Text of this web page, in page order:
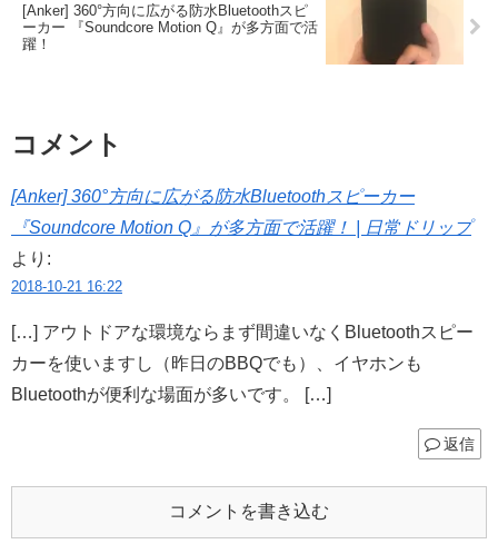
[Anker] 360°方向に広がる防水Bluetoothスピ
ーカー 『Soundcore Motion Q』が多方面で活
躍！
コメント
[Anker] 360°方向に広がる防水Bluetoothスピーカー
『Soundcore Motion Q』が多方面で活躍！ | 日常ドリップ
より:
2018-10-21 16:22
[…] アウトドアな環境ならまず間違いなくBluetoothスピー
カーを使いますし（昨日のBBQでも）、イヤホンも
Bluetoothが便利な場面が多いです。 […]
返信
コメントを書き込む